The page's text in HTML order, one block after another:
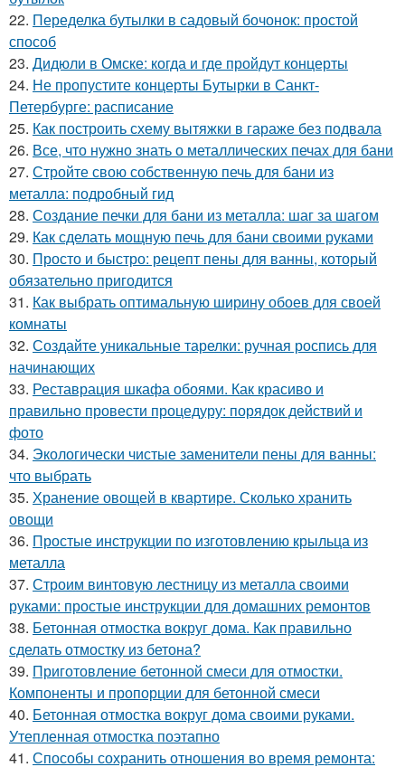
22. Переделка бутылки в садовый бочонок: простой
способ
23. Дидюли в Омске: когда и где пройдут концерты
24. Не пропустите концерты Бутырки в Санкт-
Петербурге: расписание
25. Как построить схему вытяжки в гараже без подвала
26. Все, что нужно знать о металлических печах для бани
27. Стройте свою собственную печь для бани из
металла: подробный гид
28. Создание печки для бани из металла: шаг за шагом
29. Как сделать мощную печь для бани своими руками
30. Просто и быстро: рецепт пены для ванны, который
обязательно пригодится
31. Как выбрать оптимальную ширину обоев для своей
комнаты
32. Создайте уникальные тарелки: ручная роспись для
начинающих
33. Реставрация шкафа обоями. Как красиво и
правильно провести процедуру: порядок действий и
фото
34. Экологически чистые заменители пены для ванны:
что выбрать
35. Хранение овощей в квартире. Сколько хранить
овощи
36. Простые инструкции по изготовлению крыльца из
металла
37. Строим винтовую лестницу из металла своими
руками: простые инструкции для домашних ремонтов
38. Бетонная отмостка вокруг дома. Как правильно
сделать отмостку из бетона?
39. Приготовление бетонной смеси для отмостки.
Компоненты и пропорции для бетонной смеси
40. Бетонная отмостка вокруг дома своими руками.
Утепленная отмостка поэтапно
41. Способы сохранить отношения во время ремонта: